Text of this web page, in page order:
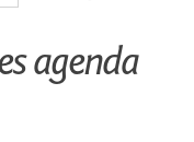
agenda